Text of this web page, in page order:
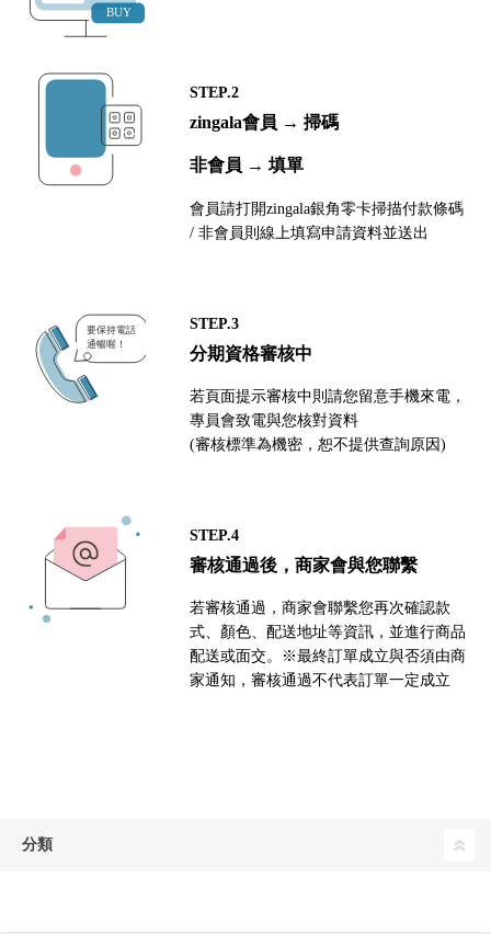
STEP.2
zingala會員 → 掃碼
非會員 → 填單
會員請打開zingala銀角零卡掃描付款條碼
/ 非會員則線上填寫申請資料並送出
STEP.3
分期資格審核中
若頁面提示審核中則請您留意手機來電，
專員會致電與您核對資料
(審核標準為機密，恕不提供查詢原因)
STEP.4
審核通過後，商家會與您聯繫
若審核通過，商家會聯繫您再次確認款
式、顏色、配送地址等資訊，並進行商品
配送或面交。※最終訂單成立與否須由商
家通知，審核通過不代表訂單一定成立
分類